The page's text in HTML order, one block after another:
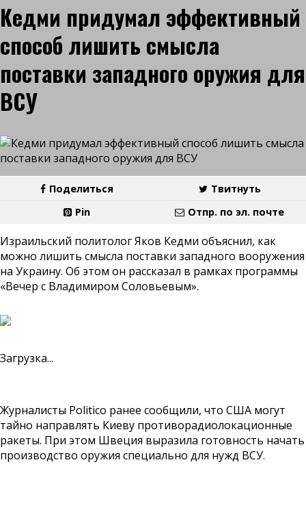
Кедми придумал эффективный
способ лишить смысла
поставки западного оружия для
ВСУ
Поделиться
Твитнуть
Pin
Отпр. по эл. почте
Израильский политолог Яков Кедми объяснил, как
можно лишить смысла поставки западного вооружения
на Украину. Об этом он рассказал в рамках программы
«Вечер с Владимиром Соловьевым».
Загрузка...
Журналисты Politico ранее сообщили, что США могут
тайно направлять Киеву противорадиолокационные
ракеты. При этом Швеция выразила готовность начать
производство оружия специально для нужд ВСУ.